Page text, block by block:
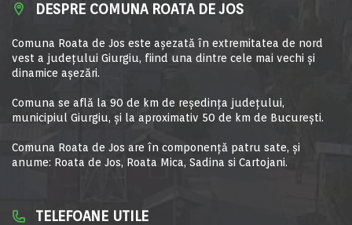
DESPRE COMUNA ROATA DE JOS
Comuna Roata de Jos este aşezată în extremitatea de nord
vest a judeţului Giurgiu, fiind una dintre cele mai vechi şi
dinamice aşezări.
Comuna se află la 90 de km de reşedinţa judeţului,
municipiul Giurgiu, şi la aproximativ 50 de km de Bucureşti.
Comuna Roata de Jos are în componență patru sate, și
anume: Roata de Jos, Roata Mica, Sadina si Cartojani.
TELEFOANE UTILE